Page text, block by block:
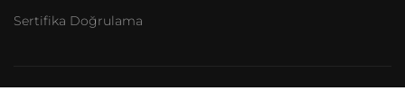
Sertifika Doğrulama